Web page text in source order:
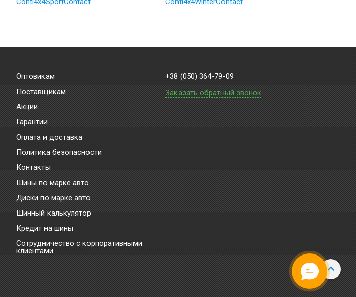
Оптовикам
Поставщикам
Акции
Гарантии
Оплата и доставка
Политика безопасности
Контакты
Шины по марке авто
Диски по марке авто
Шинный калькулятор
Кредит на шины
Сотрудничество с корпоративными
клиентами
+38 (050) 364-79-09
Заказать обратный звонок